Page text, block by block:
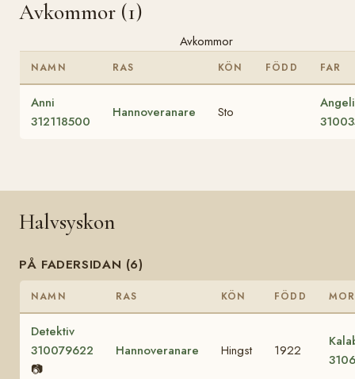
Avkommor (1)
Avkommor
NAMN RAS KÖN FÖDD FAR
Anni
312118500
Hannoveranare Sto
Angeli
Halvsyskon
PÅ FADERSIDAN (6)
NAMN RAS KÖN FÖDD MOR
Detektiv
310079622
📷
Hannoveranare Hingst 1922